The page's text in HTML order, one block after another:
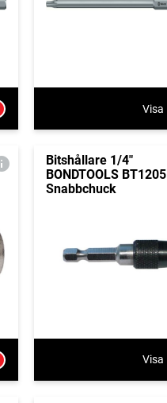
Visa
Bitshållare 1/4"
BONDTOOLS BT1205
Snabbchuck
Visa